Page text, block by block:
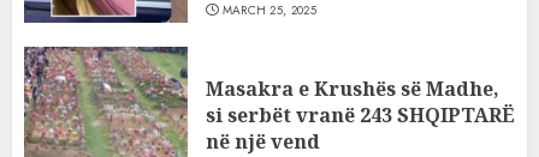
MARCH 25, 2025
Masakra e Krushës së Madhe,
si serbët vranë 243 SHQIPTARË
në një vend